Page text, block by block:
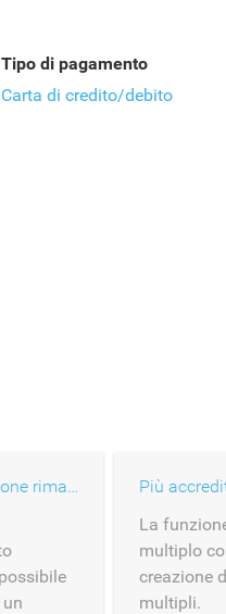
Tipo di pagamento
Carta di credito/debito
Contabilizzazione rimandata
Più
La
multiplo
creazione
multipli.